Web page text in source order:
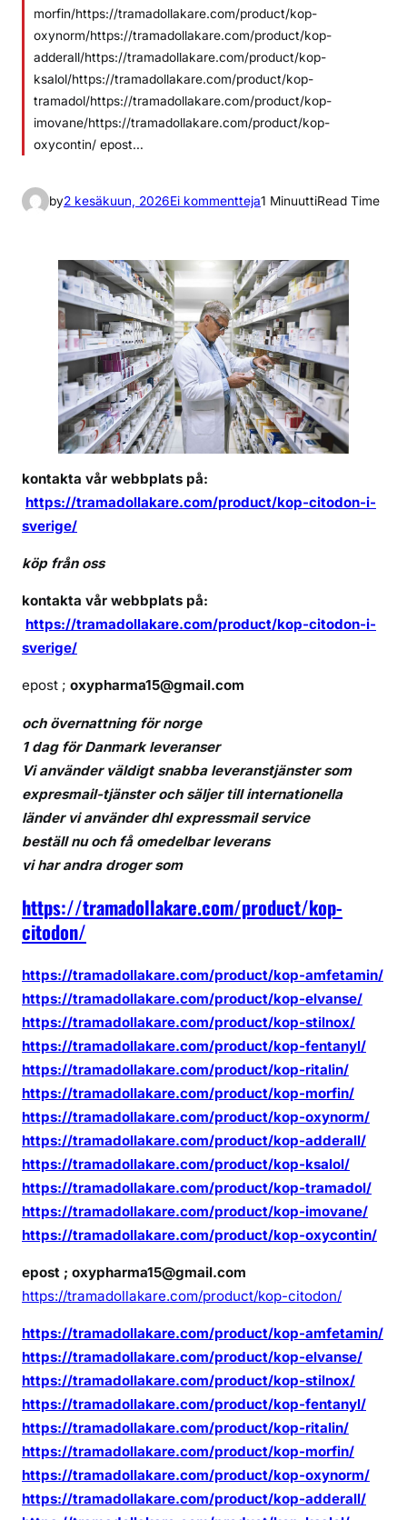
morfin/https://tramadollakare.com/product/kop-
oxynorm/https://tramadollakare.com/product/kop-
adderall/https://tramadollakare.com/product/kop-
ksalol/https://tramadollakare.com/product/kop-
tramadol/https://tramadollakare.com/product/kop-
imovane/https://tramadollakare.com/product/kop-
oxycontin/ epost…
by2 kesäkuun, 2026Ei kommenttejaa
i
k
k
e
l
i
i
n
k
e
i
g
r
e
p
t
1 MinuuttiRead Time
kontakta vår webbplats på:
https://tramadollakare.com/product/kop-citodon-i-
sverige/
köp från oss
kontakta vår webbplats på:
https://tramadollakare.com/product/kop-citodon-i-
sverige/
epost ; oxypharma15@gmail.com
och övernattning för norge
1 dag för Danmark leveranser
Vi använder väldigt snabba leveranstjänster som
expresmail-tjänster och säljer till internationella
länder vi använder dhl expressmail service
beställ nu och få omedelbar leverans
vi har andra droger som
https://tramadollakare.com/product/kop-
citodon/
https://tramadollakare.com/product/kop-amfetamin/
https://tramadollakare.com/product/kop-elvanse/
https://tramadollakare.com/product/kop-stilnox/
https://tramadollakare.com/product/kop-fentanyl/
https://tramadollakare.com/product/kop-ritalin/
https://tramadollakare.com/product/kop-morfin/
https://tramadollakare.com/product/kop-oxynorm/
https://tramadollakare.com/product/kop-adderall/
https://tramadollakare.com/product/kop-ksalol/
https://tramadollakare.com/product/kop-tramadol/
https://tramadollakare.com/product/kop-imovane/
https://tramadollakare.com/product/kop-oxycontin/
epost ; oxypharma15@gmail.com
https://tramadollakare.com/product/kop-citodon/
https://tramadollakare.com/product/kop-amfetamin/
https://tramadollakare.com/product/kop-elvanse/
https://tramadollakare.com/product/kop-stilnox/
https://tramadollakare.com/product/kop-fentanyl/
https://tramadollakare.com/product/kop-ritalin/
https://tramadollakare.com/product/kop-morfin/
https://tramadollakare.com/product/kop-oxynorm/
https://tramadollakare.com/product/kop-adderall/